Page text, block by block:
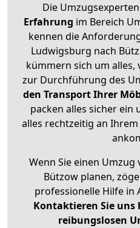
Die
Erfahrung im Bereich
kennen die
Ludwigsburg nach
kümmern sich um alles,
zur Durchführung des
den Transport Ihrer
packen alles sicher ein
alles rechtzeitig an
Wenn Sie einen
Bützow planen,
professionelle Hilfe in
Kontaktieren Sie uns
reibungslosen